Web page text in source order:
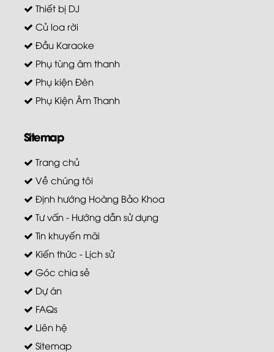
Thiết bị DJ
Củ loa rời
Đầu Karaoke
Phụ tùng âm thanh
Phụ kiện Đèn
Phụ Kiện Âm Thanh
Sitemap
Trang chủ
Về chúng tôi
Định hướng Hoàng Bảo Khoa
Tư vấn - Hướng dẫn sử dụng
Tin khuyến mãi
Kiến thức - Lịch sử
Góc chia sẻ
Dự án
FAQs
Liên hệ
Sitemap